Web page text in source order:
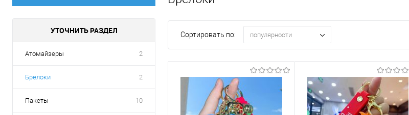
УТОЧНИТЬ РАЗДЕЛ
Атомайзеры 2
Брелоки 2
Пакеты 10
Сортировать по: популярности